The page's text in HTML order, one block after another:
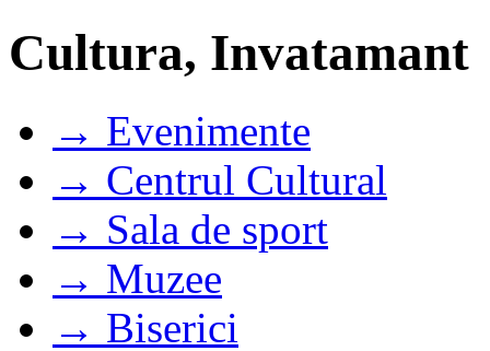
Cultura, Invatamant
→ Evenimente
→ Centrul Cultural
→ Sala de sport
→ Muzee
→ Biserici